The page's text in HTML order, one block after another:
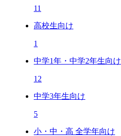
11
高校生向け
1
中学1年・中学2年生向け
12
中学3年生向け
5
小・中・高 全学年向け